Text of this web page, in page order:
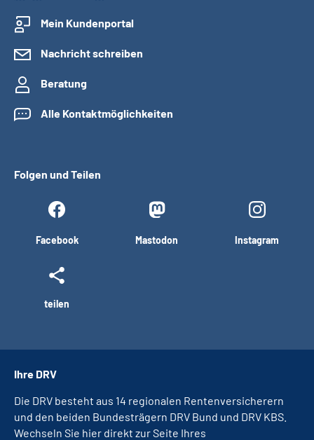
Mein Kundenportal
Nachricht schreiben
Beratung
Alle Kontaktmöglichkeiten
Folgen und Teilen
Facebook Mastodon Instagram
teilen
Ihre DRV
Die DRV besteht aus 14 regionalen Rentenversicherern
und den beiden Bundesträgern DRV Bund und DRV KBS.
Wechseln Sie hier direkt zur Seite Ihres